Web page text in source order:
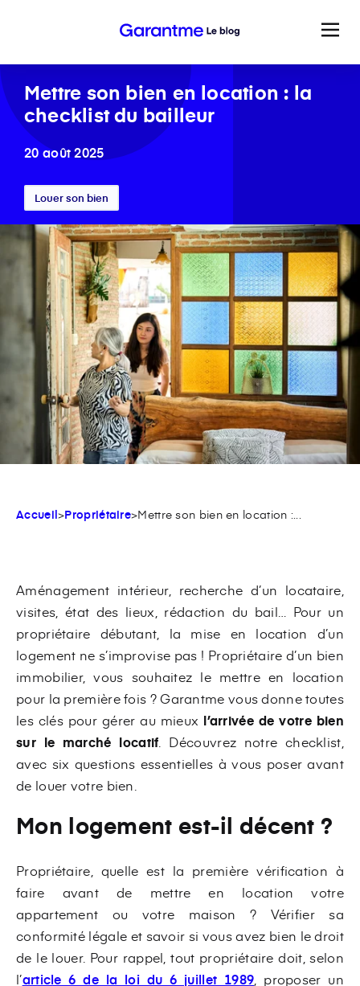
Mettre son bien en location : la
checklist du bailleur
20 août 2025
Louer son bien
Accueil>Propriétaire>Mettre son bien en location :...
Aménagement intérieur, recherche d’un locataire,
visites, état des lieux, rédaction du bail… Pour un
propriétaire débutant, la mise en location d’un
logement ne s’improvise pas ! Propriétaire d’un bien
immobilier, vous souhaitez le mettre en location
pour la première fois ? Garantme vous donne toutes
les clés pour gérer au mieux l’arrivée de votre bien
sur le marché locatif . Découvrez notre checklist,
avec six questions essentielles à vous poser avant
de louer votre bien.
Mon logement est-il décent ?
Propriétaire, quelle est la première vérification à
faire avant de mettre en location votre
appartement ou votre maison ? Vérifier sa
conformité légale et savoir si vous avez bien le droit
de le louer. Pour rappel, tout propriétaire doit, selon
l’article 6 de la loi du 6 juillet 1989 , proposer un